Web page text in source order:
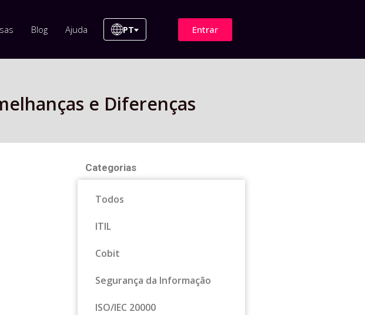
Blog Ajuda PT Entrar
e Diferenças
Categorias
Todos
ITIL
Cobit
Segurança da Informação
ISO/IEC 20000